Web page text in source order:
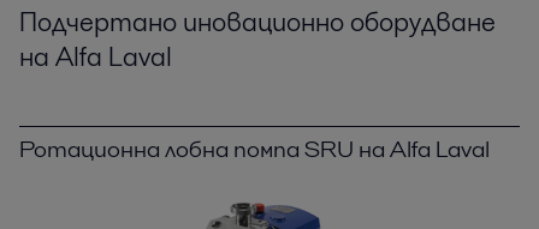
Подчертано иновационно оборудване
на Alfa Laval
Ротационна лобна помпа SRU на Alfa Laval